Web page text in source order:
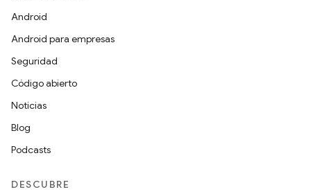
Android
Android para empresas
Seguridad
Código abierto
Noticias
Blog
Podcasts
DESCUBRE